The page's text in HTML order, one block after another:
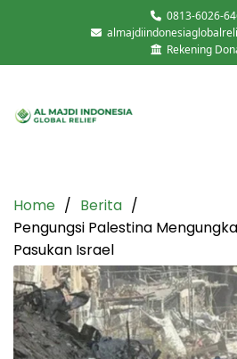
0813-6026-
Rekening
Home
Berita
Pengungsi Palestina
Pasukan Israel